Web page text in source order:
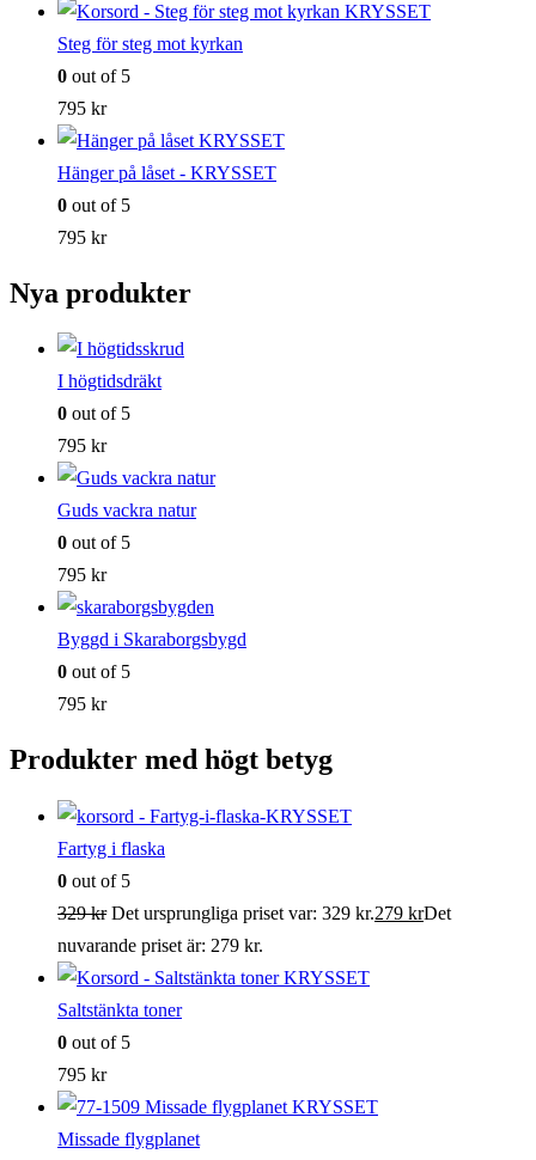
Steg för steg mot kyrkan
0 out of 5
795 kr
Hänger på låset - KRYSSET
0 out of 5
795 kr
Nya produkter
I högtidsdräkt
0 out of 5
795 kr
Guds vackra natur
0 out of 5
795 kr
Byggd i Skaraborgsbygd
0 out of 5
795 kr
Produkter med högt betyg
Fartyg i flaska
0 out of 5
329kr Det ursprungliga priset var: 329 kr.279 krDet
nuvarande priset är: 279 kr.
Saltstänkta toner
0 out of 5
795 kr
Missade flygplanet